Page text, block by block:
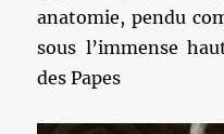
anatomie, pendu
sous l’immense
des Papes